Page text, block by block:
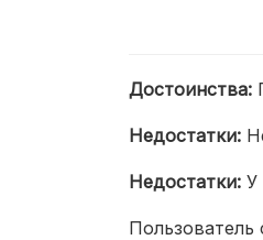
Достоинства:
Недостатки:
Недостатки: У